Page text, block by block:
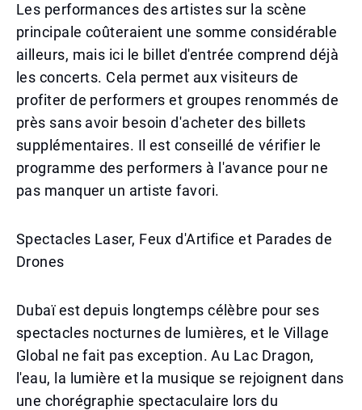
Les performances des artistes sur la scène
principale coûteraient une somme considérable
ailleurs, mais ici le billet d'entrée comprend déjà
les concerts. Cela permet aux visiteurs de
profiter de performers et groupes renommés de
près sans avoir besoin d'acheter des billets
supplémentaires. Il est conseillé de vérifier le
programme des performers à l'avance pour ne
pas manquer un artiste favori.
Spectacles Laser, Feux d'Artifice et Parades de
Drones
Dubaï est depuis longtemps célèbre pour ses
spectacles nocturnes de lumières, et le Village
Global ne fait pas exception. Au Lac Dragon,
l'eau, la lumière et la musique se rejoignent dans
une chorégraphie spectaculaire lors du